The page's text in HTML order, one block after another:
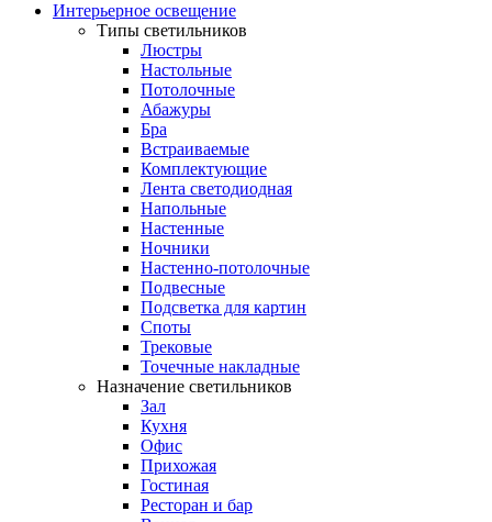
Интерьерное освещение
Типы светильников
Люстры
Настольные
Потолочные
Абажуры
Бра
Встраиваемые
Комплектующие
Лента светодиодная
Напольные
Настенные
Ночники
Настенно-потолочные
Подвесные
Подсветка для картин
Споты
Трековые
Точечные накладные
Назначение светильников
Зал
Кухня
Офис
Прихожая
Гостиная
Ресторан и бар